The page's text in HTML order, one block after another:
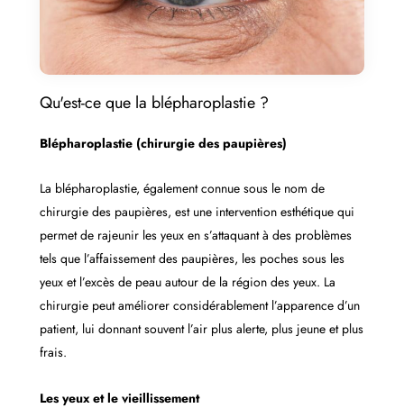
Qu'est-ce que la blépharoplastie ?
Blépharoplastie (chirurgie des paupières)
La blépharoplastie, également connue sous le nom de
chirurgie des paupières, est une intervention esthétique qui
permet de rajeunir les yeux en s’attaquant à des problèmes
tels que l’affaissement des paupières, les poches sous les
yeux et l’excès de peau autour de la région des yeux. La
chirurgie peut améliorer considérablement l’apparence d’un
patient, lui donnant souvent l’air plus alerte, plus jeune et plus
frais.
Les yeux et le vieillissement